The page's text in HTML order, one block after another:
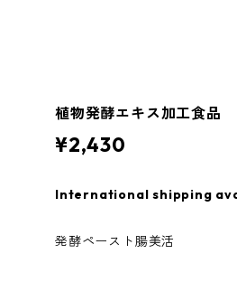
植物発酵エキス加工食品
¥2,430
International shipping
発酵ペースト腸美活